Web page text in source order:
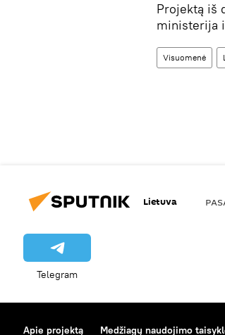
Projektą iš
ministerija
Visuomenė
Lietuva
Telegram
Apie projektą Medžiagų naudojimo